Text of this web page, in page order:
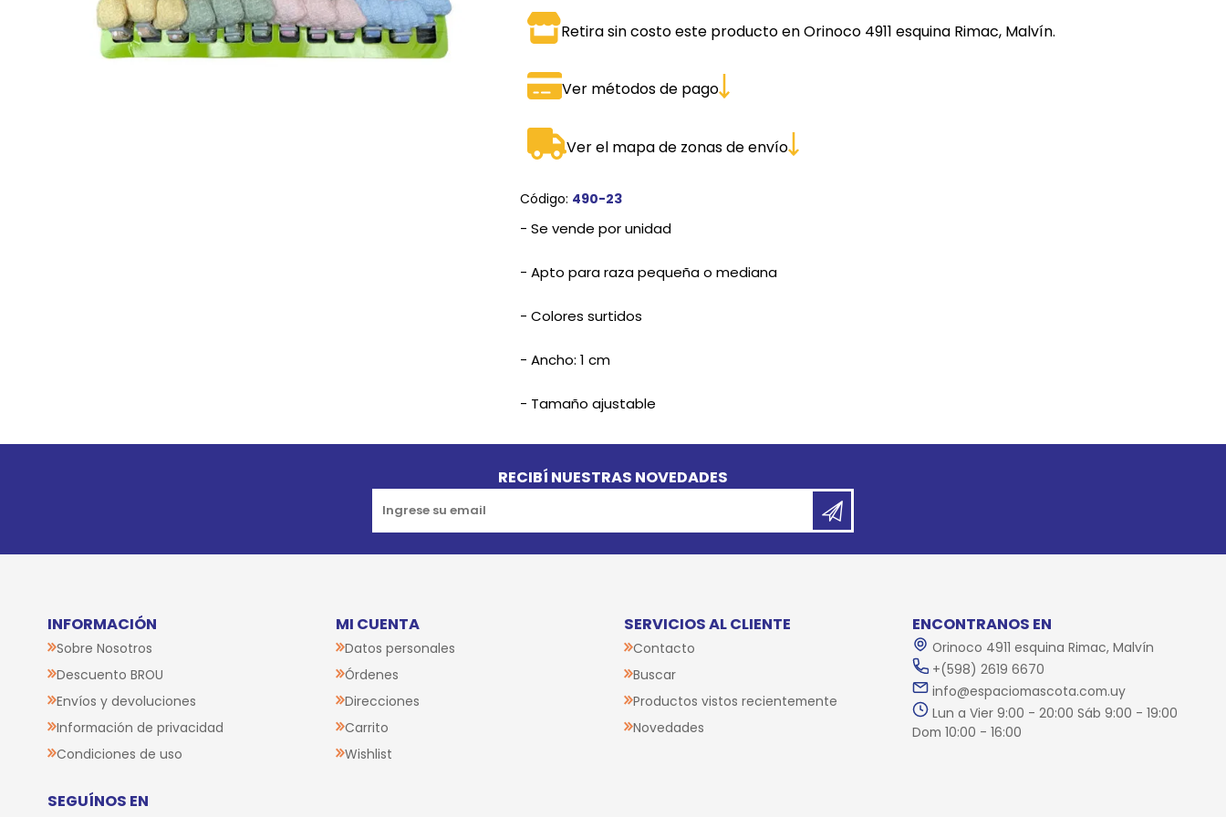
JUGUETES TRANSPORTADORAS THREE CATS
Retira sin costo este producto en Orinoco 4911 esquina Rimac, Malvín.
Ver métodos de pago
Ver el mapa de zonas de envío
Código: 490-23
- Se vende por unidad
- Apto para raza pequeña o mediana
- Colores surtidos
- Ancho: 1 cm
- Tamaño ajustable
RECIBÍ NUESTRAS NOVEDADES
INFORMACIÓN
Sobre Nosotros
Descuento BROU
Envíos y devoluciones
Información de privacidad
Condiciones de uso
MI CUENTA
Datos personales
Órdenes
Direcciones
Carrito
Wishlist
SERVICIOS AL CLIENTE
Contacto
Buscar
Productos vistos recientemente
Novedades
ENCONTRANOS EN
Orinoco 4911 esquina Rimac, Malvín
+(598) 2619 6670
info@espaciomascota.com.uy
Lun a Vier 9:00 - 20:00 Sáb 9:00 - 19:00
Dom 10:00 - 16:00
SEGUÍNOS EN